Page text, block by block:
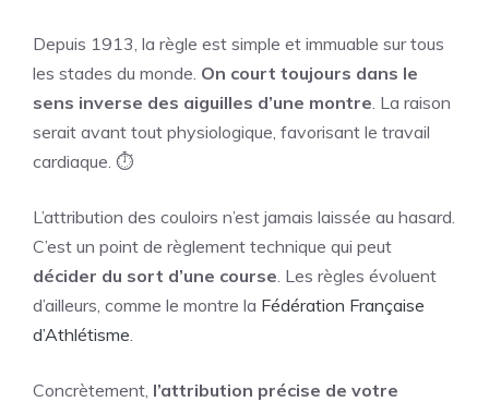
Depuis 1913, la règle est simple et immuable sur tous
les stades du monde. On court toujours dans le
sens inverse des aiguilles d’une montre. La raison
serait avant tout physiologique, favorisant le travail
cardiaque. ⏱️
L’attribution des couloirs n’est jamais laissée au hasard.
C’est un point de règlement technique qui peut
décider du sort d’une course. Les règles évoluent
d’ailleurs, comme le montre la Fédération Française
d’Athlétisme.
Concrètement, l’attribution précise de votre